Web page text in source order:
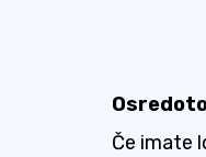
Če imate